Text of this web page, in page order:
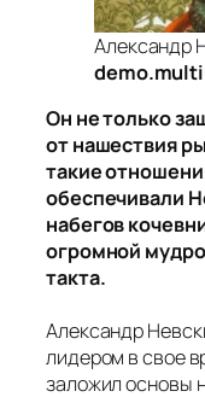
Александр
Он не только
от нашествия
такие
обеспечивали
набегов
огромной
такта.
Александр
лидером в свое
заложил основы